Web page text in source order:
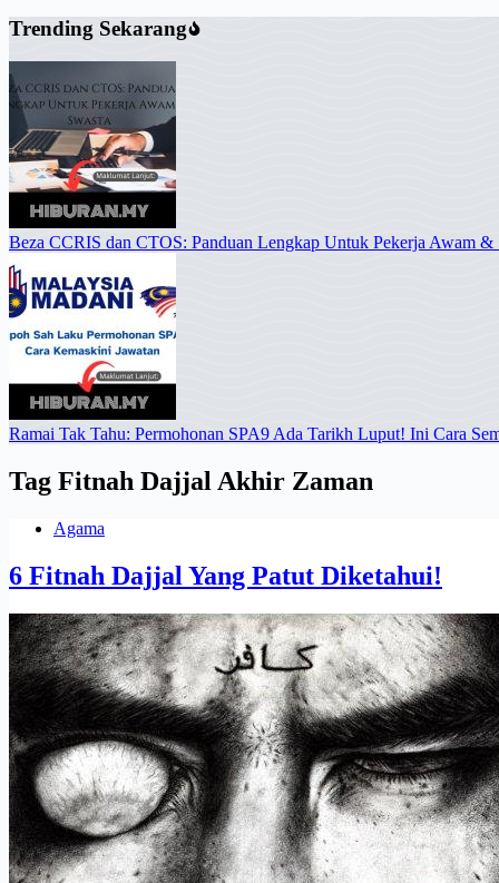
Trending Sekarang
Beza CCRIS dan CTOS: Panduan Lengkap Untuk Pekerja Awam &
Ramai Tak Tahu: Permohonan SPA9 Ada Tarikh Luput! Ini Cara
Tag Fitnah Dajjal Akhir Zaman
Agama
6 Fitnah Dajjal Yang Patut Diketahui!